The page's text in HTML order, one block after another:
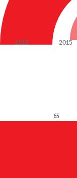
2019 2015
65